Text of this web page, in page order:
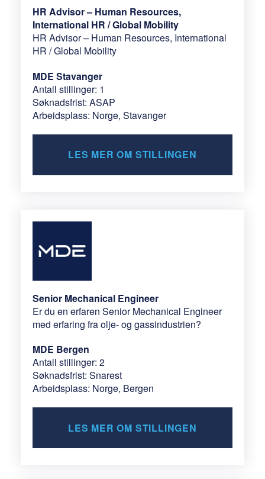
HR Advisor – Human Resources,
International HR / Global Mobility
HR Advisor – Human Resources, International
HR / Global Mobility
MDE Stavanger
Antall stillinger: 1
Søknadsfrist: ASAP
Arbeidsplass: Norge, Stavanger
LES MER OM STILLINGEN
Senior Mechanical Engineer
Er du en erfaren Senior Mechanical Engineer
med erfaring fra olje- og gassindustrien?
MDE Bergen
Antall stillinger: 2
Søknadsfrist: Snarest
Arbeidsplass: Norge, Bergen
LES MER OM STILLINGEN